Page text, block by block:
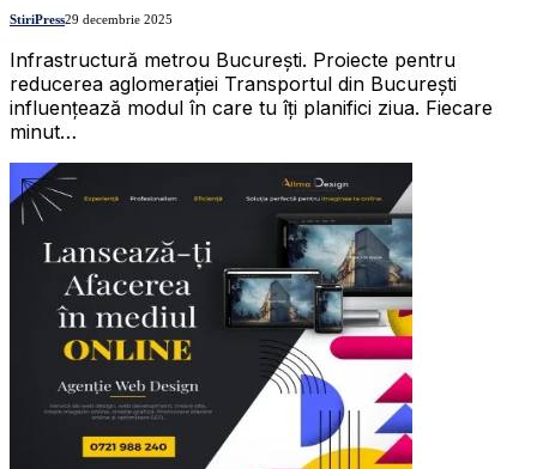
StiriPress29 decembrie 2025
Infrastructură metrou București. Proiecte pentru
reducerea aglomerației Transportul din București
influențează modul în care tu îți planifici ziua. Fiecare
minut…